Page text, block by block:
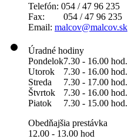
Telefón: 054 / 47 96 235
Fax: 054 / 47 96 235
Email: malcov@malcov.sk
Úradné hodiny
Pondelok7.30 - 16.00 hod.
Utorok
7.30 - 16.00 hod.
Streda
7.30 - 17.00 hod.
Štvrtok
7.30 - 16.00 hod.
Piatok
7.30 - 15.00 hod.
Obedňajšia prestávka
12.00 - 13.00 hod